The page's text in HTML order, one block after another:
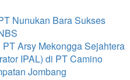
Nunukan Bara Sukses
Arsy Mekongga Sejahtera
IPAL) di PT Camino
Jombang